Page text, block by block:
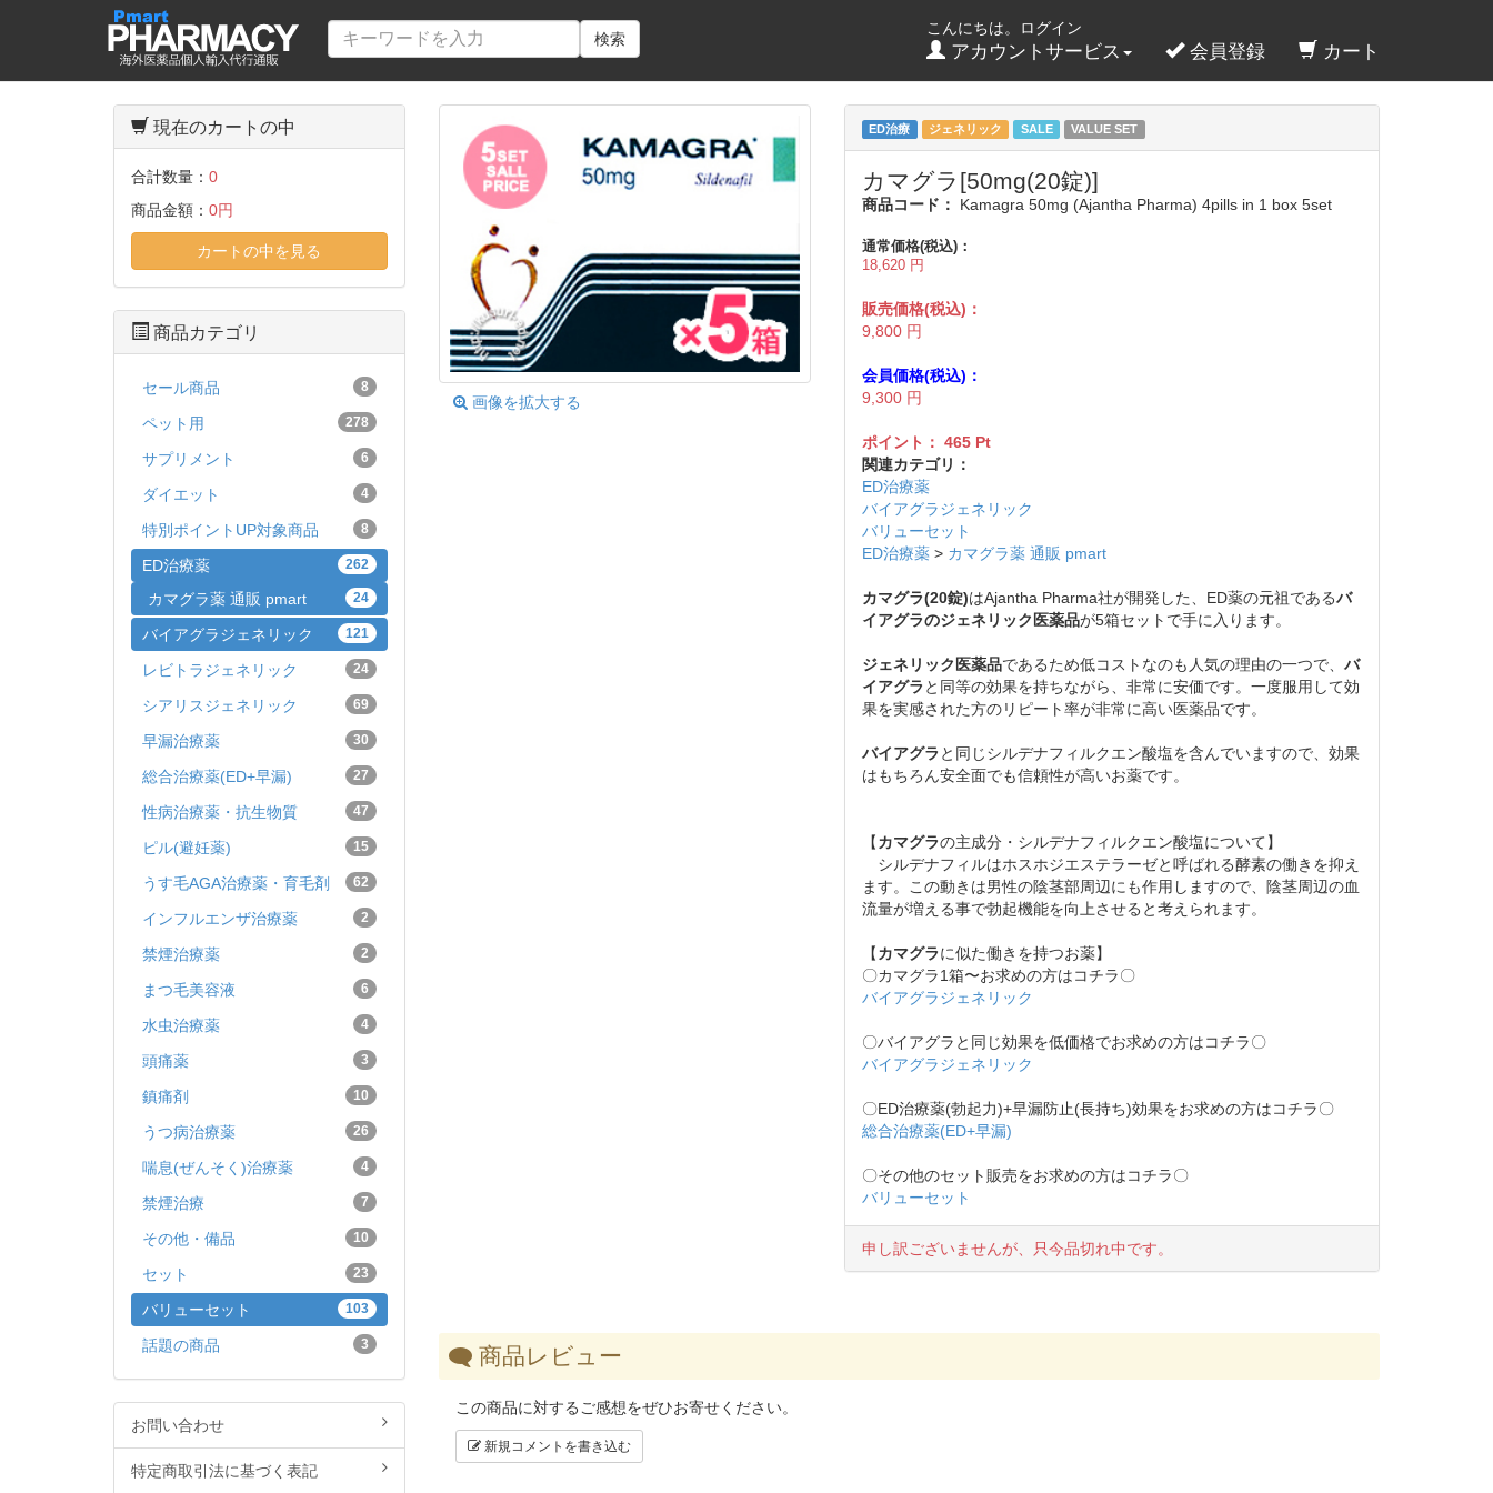
検索
こんにちは。ログイン
アカウントサービス 会員登録 カート
画像を拡大する
ED治療 ジェネリック SALE VALUE SET
カマグラ[50mg(20錠)]
商品コード： Kamagra 50mg (Ajantha Pharma) 4pills in 1 box 5set
通常価格(税込)：
18,620 円
販売価格(税込)：
9,800 円
会員価格(税込)：
9,300 円
ポイント：465 Pt
関連カテゴリ：
ED治療薬
バイアグラジェネリック
バリューセット
ED治療薬 > カマグラ薬 通販 pmart
カマグラ(20錠)はAjantha Pharma社が開発した、ED薬の元祖であるバ
イアグラのジェネリック医薬品が5箱セットで手に入ります。
ジェネリック医薬品であるため低コストなのも人気の理由の一つで、バ
イアグラ と同等の効果を持ちながら、非常に安価です。一度服用して効
果を実感された方のリピート率が非常に高い医薬品です。
バイアグラ と同じシルデナフィルクエン酸塩を含んでいますので、効果
はもちろん安全面でも信頼性が高いお薬です。
【カマグラの主成分・シルデナフィルクエン酸塩について】
シルデナフィルはホスホジエステラーゼと呼ばれる酵素の働きを抑え
ます。この動きは男性の陰茎部周辺にも作用しますので、陰茎周辺の血
流量が増える事で勃起機能を向上させると考えられます。
【カマグラに似た働きを持つお薬】
〇カマグラ1箱〜お求めの方はコチラ〇
バイアグラジェネリック
〇バイアグラと同じ効果を低価格でお求めの方はコチラ〇
バイアグラジェネリック
〇ED治療薬(勃起力)+早漏防止(長持ち)効果をお求めの方はコチラ〇
総合治療薬(ED+早漏)
〇その他のセット販売をお求めの方はコチラ〇
バリューセット
申し訳ございませんが、只今品切れ中です。
商品レビュー
この商品に対するご感想をぜひお寄せください。
新規コメントを書き込む
現在のカートの中
合計数量： 0
商品金額： 0円
カートの中を見る
商品カテゴリ
セール商品 8
ペット用 278
サプリメント 6
ダイエット 4
特別ポイントUP対象商品 8
ED治療薬 262
カマグラ薬 通販 pmart 24
バイアグラジェネリック 121
レビトラジェネリック 24
シアリスジェネリック 69
早漏治療薬 30
総合治療薬(ED+早漏) 27
性病治療薬・抗生物質 47
ピル(避妊薬) 15
うす毛AGA治療薬・育毛剤 62
インフルエンザ治療薬 2
禁煙治療薬 2
まつ毛美容液 6
水虫治療薬 4
頭痛薬 3
鎮痛剤 10
うつ病治療薬 26
喘息(ぜんそく)治療薬 4
禁煙治療 7
その他・備品 10
セット 23
バリューセット 103
話題の商品 3
お問い合わせ
特定商取引法に基づく表記